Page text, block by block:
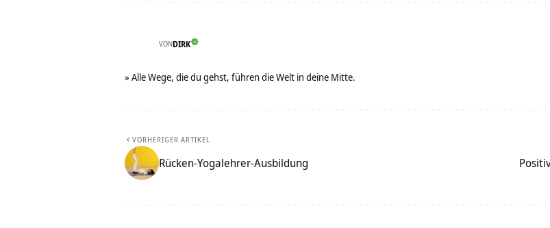
VONDIRK
» Alle Wege, die du gehst, führen die Welt in deine Mitte.
VORHERIGER ARTIKEL
Rücken-Yogalehrer-Ausbildung